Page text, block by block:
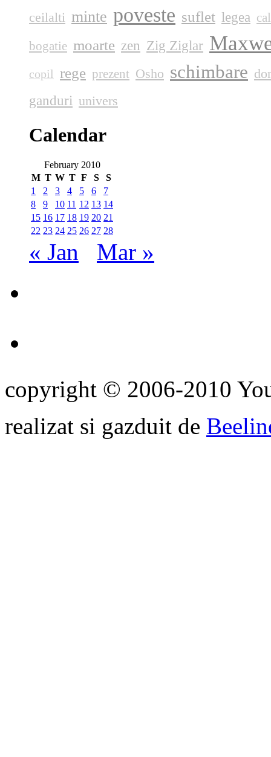
ceilalti minte poveste suflet legea
bogatie moarte zen Zig Ziglar
copil rege prezent Osho schimbare
ganduri univers
Calendar
February 2010
M T W T F S
S
1
2 3 4 5 6
7
8
9 10 11 12 13 14
15 16 17 18 19 20 21
22 23 24 25 26 27 28
« Jan Mar »
copyright © 2006-2010
realizat si gazduit de